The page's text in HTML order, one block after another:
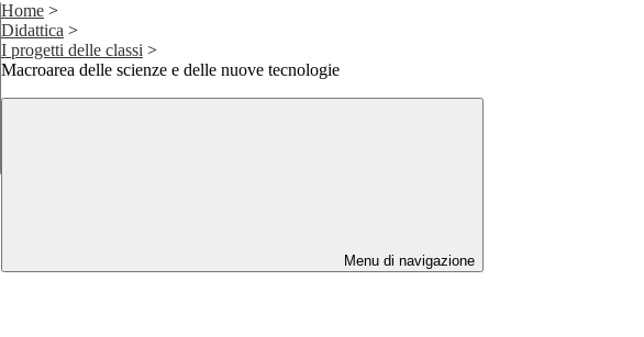
Home >
Didattica >
I progetti delle classi >
Macroarea delle scienze e delle nuove tecnologie
Menu di navigazione